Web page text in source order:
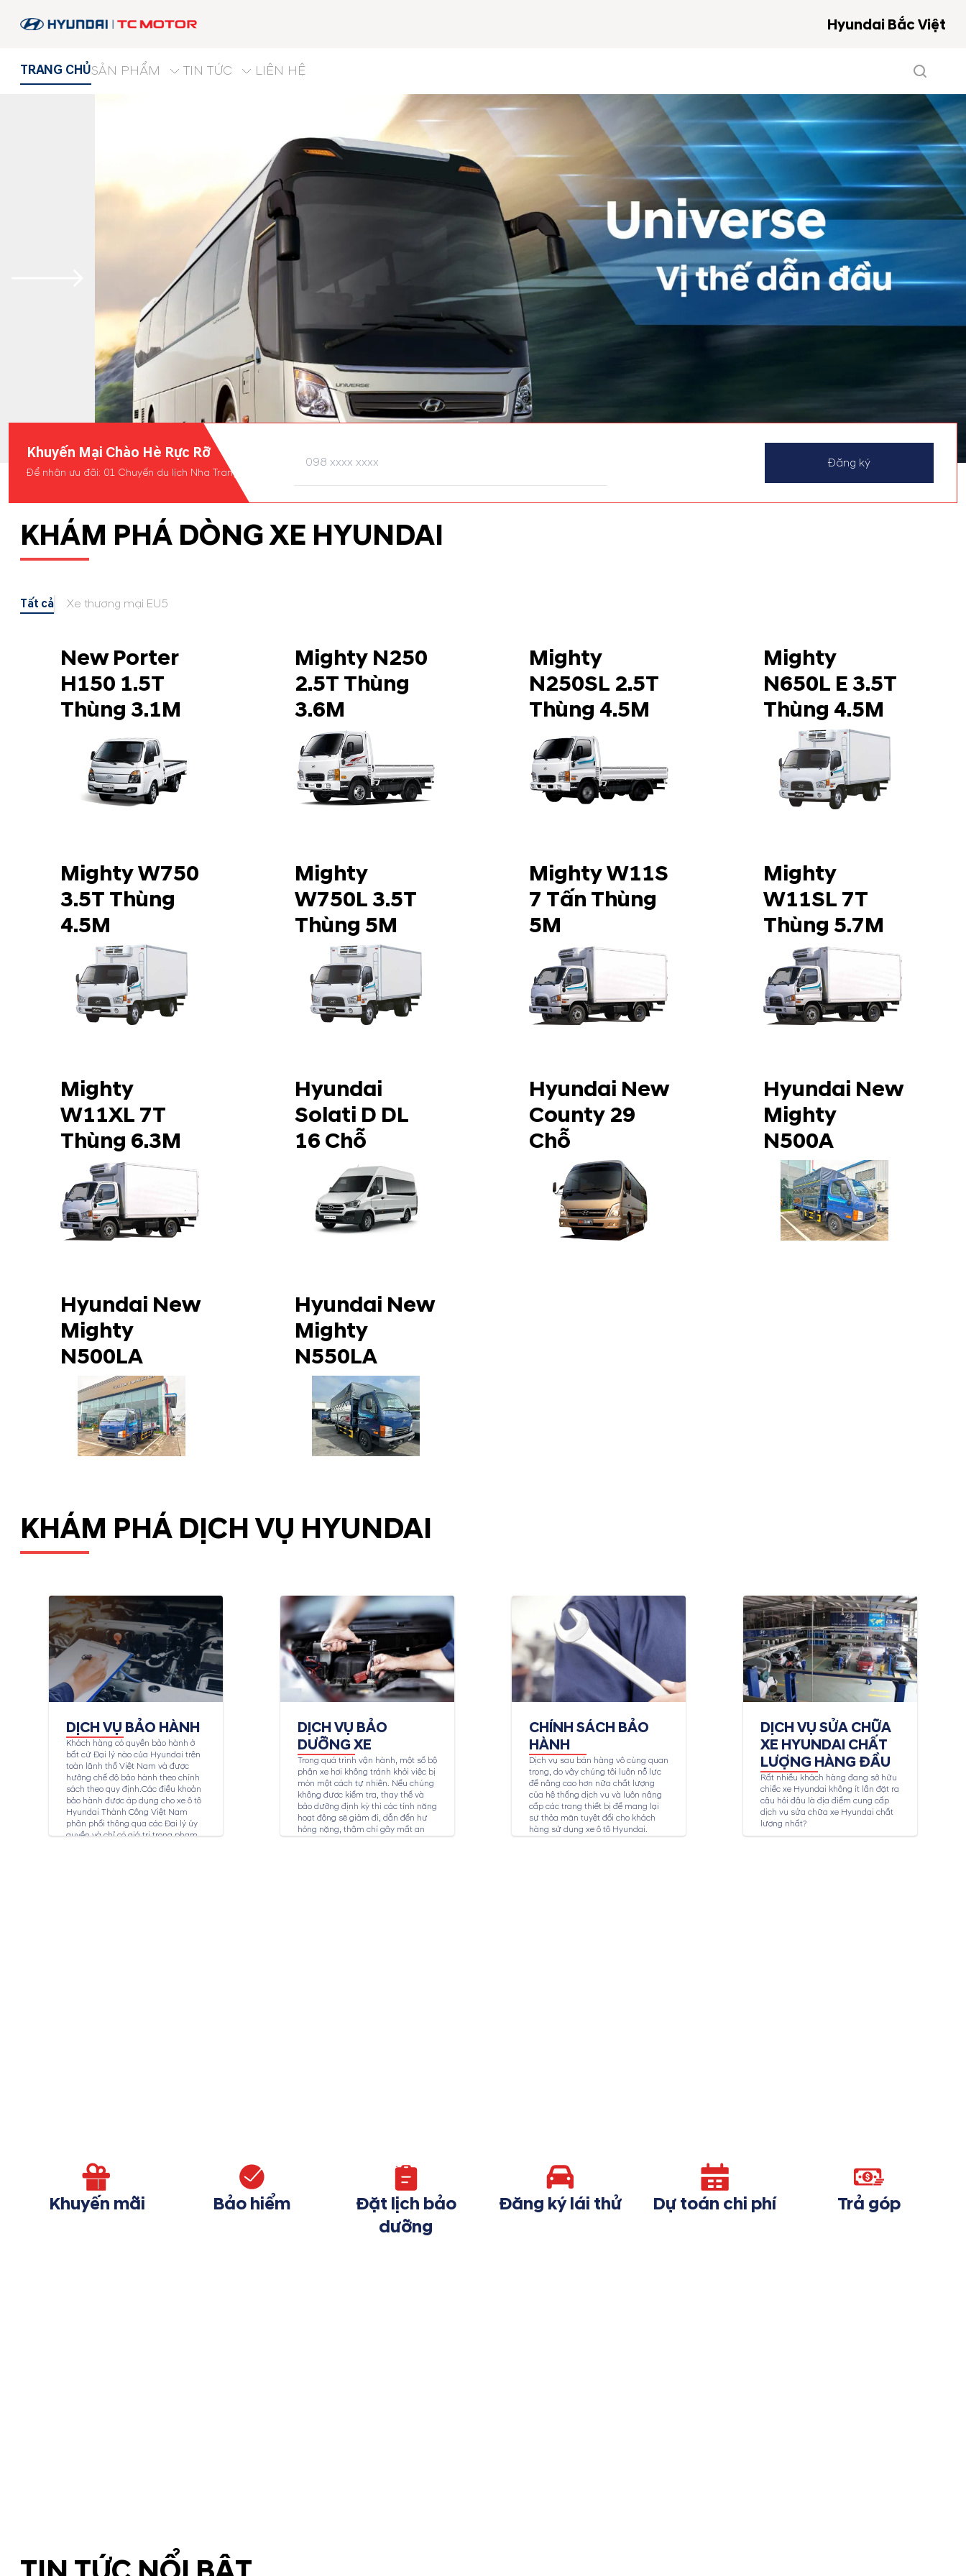
Hyundai Bắc Việt
TRANG CHỦSẢN PHẨM TIN TỨC LIÊN HỆ
Khuyến Mại Chào Hè Rực Rỡ
Để nhận ưu đãi: 01 Chuyến du lịch Nha Trang
Đăng ký
KHÁM PHÁ DÒNG XE HYUNDAI
Tất cả Xe thương mại EU5
New Porter
H150 1.5T
Thùng 3.1M
Mighty N250
2.5T Thùng
3.6M
Mighty
N250SL 2.5T
Thùng 4.5M
Mighty
N650L E 3.5T
Thùng 4.5M
Mighty W750
3.5T Thùng
4.5M
Mighty
W750L 3.5T
Thùng 5M
Mighty W11S
7 Tấn Thùng
5M
Mighty
W11SL 7T
Thùng 5.7M
Mighty
W11XL 7T
Thùng 6.3M
Hyundai
Solati D DL
16 Chỗ
Hyundai New
County 29
Chỗ
Hyundai New
Mighty
N500A
Hyundai New
Mighty
N500LA
Hyundai New
Mighty
N550LA
KHÁM PHÁ DỊCH VỤ HYUNDAI
DỊCH VỤ BẢO HÀNH
Khách hàng có quyền bảo hành ở
bất cứ Đại lý nào của Hyundai trên
toàn lãnh thổ Việt Nam và được
hưởng chế độ bảo hành theo chính
sách theo quy định.Các điều khoản
bảo hành được áp dụng cho xe ô tô
Hyundai Thành Công Việt Nam
phân phối thông qua các Đại lý ủy
quyền và chỉ có giá trị trong phạm
DỊCH VỤ BẢO
DƯỠNG XE
Trong quá trình vận hành, một số bộ
phận xe hơi không tránh khỏi việc bị
mòn một cách tự nhiên. Nếu chúng
không được kiểm tra, thay thế và
bảo dưỡng định kỳ thì các tính năng
hoạt động sẽ giảm đi, dẫn đến hư
hỏng nặng, thậm chí gây mất an
CHÍNH SÁCH BẢO
HÀNH
Dịch vụ sau bán hàng vô cùng quan
trọng, do vậy chúng tôi luôn nỗ lực
để nâng cao hơn nữa chất lượng
của hệ thống dịch vụ và luôn nâng
cấp các trang thiết bị để mang lại
sự thỏa mãn tuyệt đối cho khách
hàng sử dụng xe ô tô Hyundai.
DỊCH VỤ SỬA CHỮA
XE HYUNDAI CHẤT
LƯỢNG HÀNG ĐẦU
Rất nhiều khách hàng đang sở hữu
chiếc xe Hyundai không ít lần đặt ra
câu hỏi đâu là địa điểm cung cấp
dịch vụ sửa chữa xe Hyundai chất
lượng nhất?
Khuyến mãi Bảo hiểm
Đặt lịch bảo
dưỡng
Đăng ký lái thử Dự toán chi phí Trả góp